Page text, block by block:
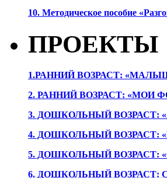
10. Методическое пособие
ПРОЕКТЫ
1.РАННИЙ ВОЗРАСТ:
2. РАННИЙ ВОЗРАСТ: «МОИ
3. ДОШКОЛЬНЫЙ ВОЗРАСТ:
4. ДОШКОЛЬНЫЙ ВОЗРАСТ:
5. ДОШКОЛЬНЫЙ ВОЗРАСТ:
6. ДОШКОЛЬНЫЙ ВОЗРАСТ: